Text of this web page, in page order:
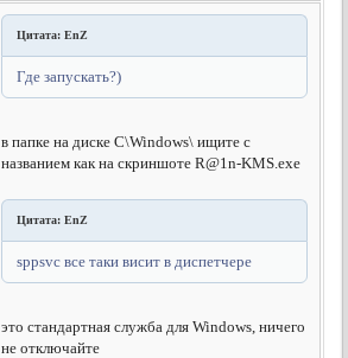
Цитата: EnZ
Где запускать?)
в папке на диске C\Windows\ ищите с
названием как на скриншотеR@1n-KMS.exe
Цитата: EnZ
sppsvc все таки висит в диспетчере
это стандартная служба для Windows, ничего
не отключайте